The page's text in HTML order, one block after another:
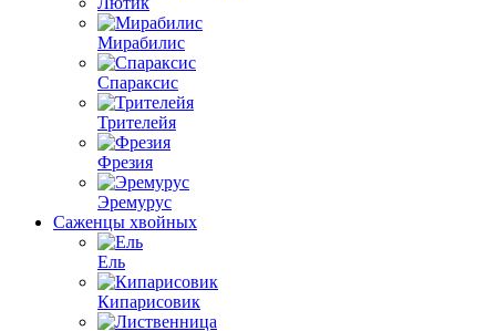
Мирабилис
Спараксис
Трителейя
Фрезия
Эремурус
Саженцы хвойных
Ель
Кипарисовик